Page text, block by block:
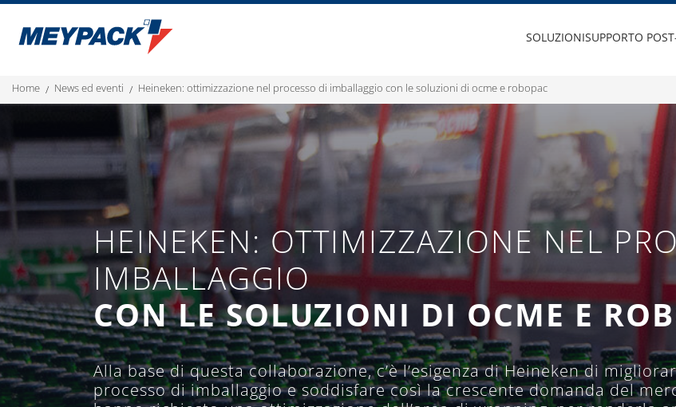
SOLUZIONISUPPORTO
home news ed eventi heineken: ottimizzazione nel processo di imballaggio con le soluzioni di ocme e robopac
HEINEKEN: OTTIMIZZAZIONE NEL
IMBALLAGGIO
CON LE SOLUZIONI DI OCME E
Alla base di questa collaborazione, c’è l’esigenza di Heineken di
processo di imballaggio e soddisfare così la crescente domanda del